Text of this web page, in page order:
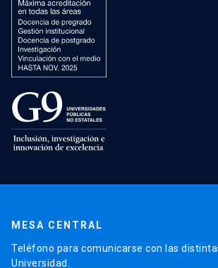
MESA CENTRAL
Teléfono para comunicarse con las
Universidad.